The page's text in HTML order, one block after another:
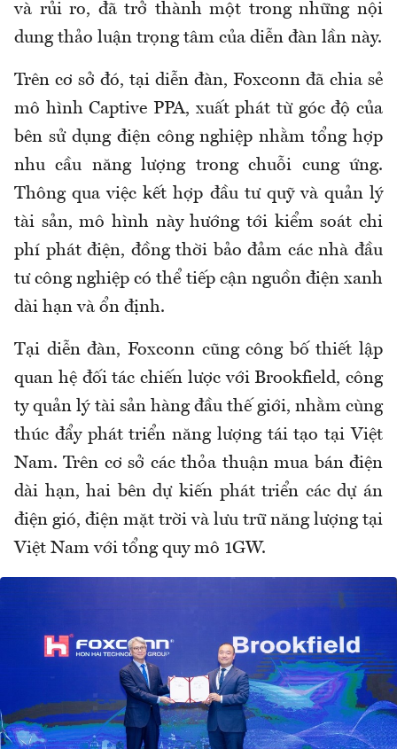
và rủi ro, đã trở thành một trong những nội
dung thảo luận trọng tâm của diễn đàn lần này.
Trên cơ sở đó, tại diễn đàn, Foxconn đã chia sẻ
mô hình Captive PPA, xuất phát từ góc độ của
bên sử dụng điện công nghiệp nhằm tổng hợp
nhu cầu năng lượng trong chuỗi cung ứng.
Thông qua việc kết hợp đầu tư quỹ và quản lý
tài sản, mô hình này hướng tới kiểm soát chi
phí phát điện, đồng thời bảo đảm các nhà đầu
tư công nghiệp có thể tiếp cận nguồn điện xanh
dài hạn và ổn định.
Tại diễn đàn, Foxconn cũng công bố thiết lập
quan hệ đối tác chiến lược với Brookfield, công
ty quản lý tài sản hàng đầu thế giới, nhằm cùng
thúc đẩy phát triển năng lượng tái tạo tại Việt
Nam. Trên cơ sở các thỏa thuận mua bán điện
dài hạn, hai bên dự kiến phát triển các dự án
điện gió, điện mặt trời và lưu trữ năng lượng tại
Việt Nam với tổng quy mô 1GW.